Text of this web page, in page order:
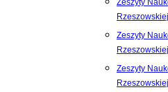
Zeszyty
Zeszyty
Zeszyty